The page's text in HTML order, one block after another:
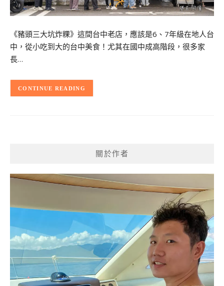
《豬頭三大坑炸粿》這間台中老店，應該是6、7年級在地人台
中，從小吃到大的台中美食！尤其在國中成高階段，很多家
長…
CONTINUE READING
關於作者